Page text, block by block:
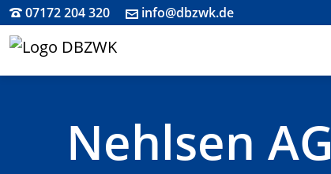
07172 204 320 info@dbzwk.de
Nehlsen AG